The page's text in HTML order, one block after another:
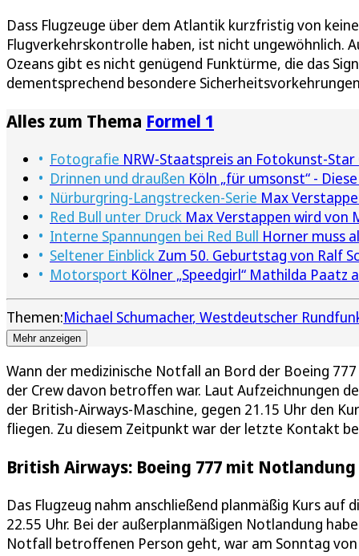
Dass Flugzeuge über dem Atlantik kurzfristig von
Flugverkehrskontrolle haben, ist nicht ungewöhnlich.
Ozeans gibt es nicht genügend Funktürme, die das
dementsprechend besondere
Alles zum Thema Formel 1
Fotografie NRW-Staatspreis an Fotokunst-
Drinnen und draußen Köln „für umsonst“ -
Nürburgring-Langstrecken-Serie Max
Red Bull unter Druck Max Verstappen wird von
Interne Spannungen bei Red Bull Horner muss
Seltener Einblick Zum 50. Geburtstag von Ralf
Motorsport Kölner „Speedgirl“ Mathilda Paatz
Themen:Michael Schumacher Westdeutscher
Mehr anzeigen
Wann der medizinische Notfall an Bord der Boeing
der Crew davon betroffen war. Laut Aufzeichnungen
der British-Airways-Maschine, gegen 21.15 Uhr den
fliegen. Zu diesem Zeitpunkt war der letzte Kontakt
British Airways: Boeing 777 mit
Das Flugzeug nahm anschließend planmäßig Kurs
22.55 Uhr. Bei der außerplanmäßigen Notlandung
Notfall betroffenen Person geht, war am Sonntag